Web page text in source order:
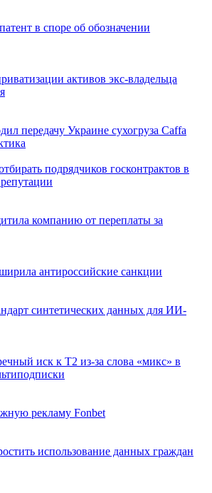
в споре об обозначении
активов экс-владельца
передачу Украине сухогруза Caffa
подрядчиков госконтрактов в
компанию от переплаты за
антироссийские санкции
синтетических данных для ИИ-
иск к Т2 из-за слова «микс» в
рекламу Fonbet
использование данных граждан